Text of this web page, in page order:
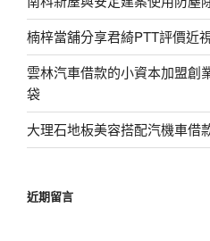
楠梓當舖分享君綺PTT評價近
雲林汽車借款的小資本加盟創
袋
大理石地板美容搭配汽機車借
近期留言